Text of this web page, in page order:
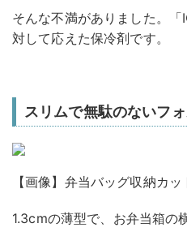
そんな不満がありました。
対して応えた保冷剤です。
スリムで無駄のないフ
【画像】弁当バッグ収納カッ
1.3cmの薄型で、お弁当箱の